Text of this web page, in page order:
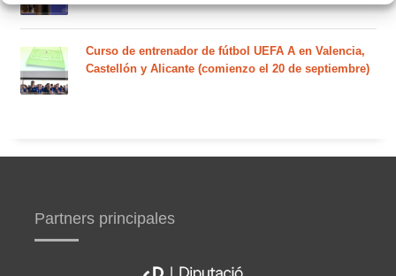
Curso de entrenador de fútbol UEFA A en Valencia,
Castellón y Alicante (comienzo el 20 de septiembre)
Partners principales